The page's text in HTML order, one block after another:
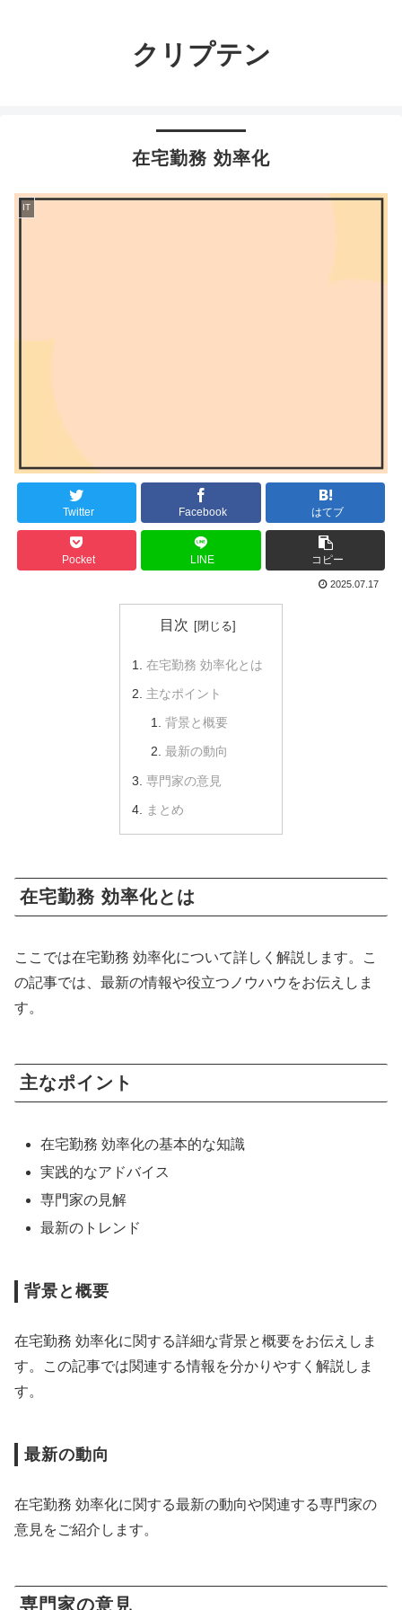
クリプテン
在宅勤務 効率化
IT
Twitter Facebook はてブ
Pocket LINE コピー
2025.07.17
目次
在宅勤務 効率化とは
主なポイント
背景と概要
最新の動向
専門家の意見
まとめ
在宅勤務 効率化とは
ここでは在宅勤務 効率化について詳しく解説します。こ
の記事では、最新の情報や役立つノウハウをお伝えしま
す。
主なポイント
在宅勤務 効率化の基本的な知識
実践的なアドバイス
専門家の見解
最新のトレンド
背景と概要
在宅勤務 効率化に関する詳細な背景と概要をお伝えしま
す。この記事では関連する情報を分かりやすく解説しま
す。
最新の動向
在宅勤務 効率化に関する最新の動向や関連する専門家の
意見をご紹介します。
専門家の意見